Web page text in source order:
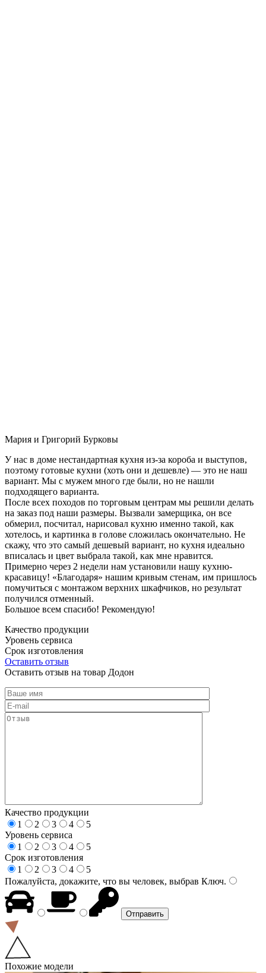
Мария и Григорий Бурковы
У нас в доме нестандартная кухня из-за короба и выступов,
поэтому готовые кухни (хоть они и дешевле) — это не наш
вариант. Мы с мужем много где были, но не нашли
подходящего варианта.
После всех походов по торговым центрам мы решили делать
на заказ под наши размеры. Вызвали замерщика, он все
обмерил, посчитал, нарисовал кухню именно такой, как
хотелось, и картинка в голове сложилась окончательно. Не
скажу, что это самый дешевый вариант, но кухня идеально
вписалась и цвет выбрала такой, как мне нравится.
Примерно через 2 недели нам установили нашу кухню-
красавицу! «Благодаря» нашим кривым стенам, им пришлось
помучиться с монтажом верхних шкафчиков, но результат
получился отменный.
Большое всем спасибо! Рекомендую!
Качество продукции
Уровень сервиса
Срок изготовления
Оставить отзыв
Оставить отзыв на товар Додон
Качество продукции
1
2 3 4
5
Уровень сервиса
1
2 3 4
5
Срок изготовления
1
2 3 4
5
Пожалуйста, докажите, что вы человек, выбрав Ключ.
Похожие модели